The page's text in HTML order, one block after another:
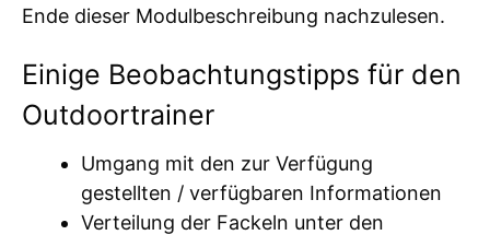
Ende dieser Modulbeschreibung nachzulesen.
Einige Beobachtungstipps für den
Outdoortrainer
Umgang mit den zur Verfügung
gestellten / verfügbaren Informationen
Verteilung der Fackeln unter den